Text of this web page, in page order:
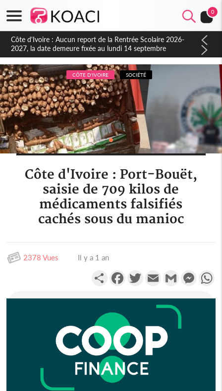
0
Côte d'Ivoire : Indépendance à Blahou, le sous-préfet : « La
fête nous invite à mesurer le chemin parcouru et à renouveler
notre engagement collectif en faveur du développement »
CÔTE D'IVOIRE SOCIÉTÉ
Côte d'Ivoire : Port-Bouët,
saisie de 709 kilos de
médicaments falsifiés
cachés sous du manioc
2378 Vues Il y a 1 an
PartagerFacebookTwitterEmail Gmail